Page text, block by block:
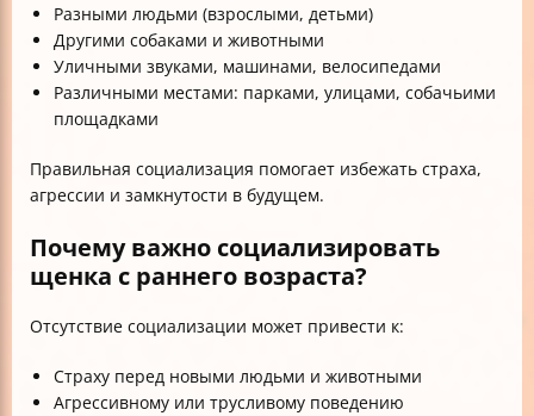
Разными людьми (взрослыми, детьми)
Другими собаками и животными
Уличными звуками, машинами, велосипедами
Различными местами: парками, улицами, собачьими
площадками
Правильная социализация помогает избежать страха,
агрессии и замкнутости в будущем.
Почему важно социализировать
щенка с раннего возраста?
Отсутствие социализации может привести к:
Страху перед новыми людьми и животными
Агрессивному или трусливому поведению